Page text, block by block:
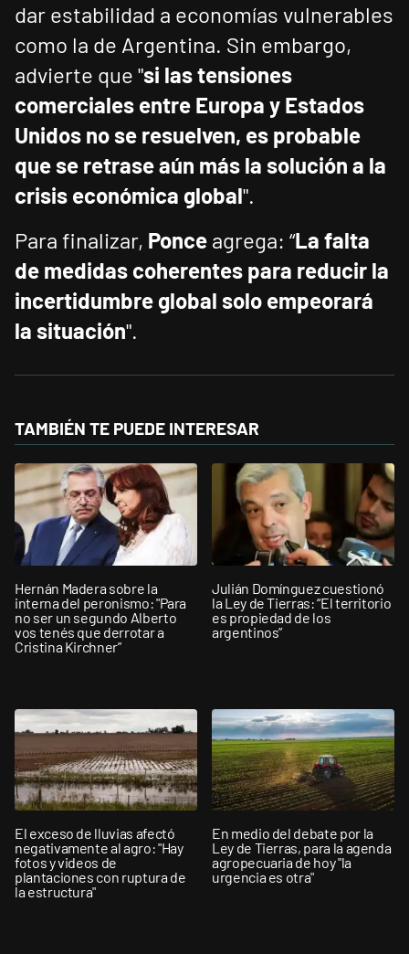
dar estabilidad a economías vulnerables
como la de Argentina. Sin embargo,
advierte que "si las tensiones
comerciales entre Europa y Estados
Unidos no se resuelven, es probable
que se retrase aún más la solución a la
crisis económica global".
Para finalizar, Ponce agrega: “La falta
de medidas coherentes para reducir la
incertidumbre global solo empeorará
la situación".
TAMBIÉN TE PUEDE INTERESAR
Hernán Madera sobre la
interna del peronismo: "Para
no ser un segundo Alberto
vos tenés que derrotar a
Cristina Kirchner”
Julián Domínguez cuestionó
la Ley de Tierras: “El territorio
es propiedad de los
argentinos”
El exceso de lluvias afectó
negativamente al agro: "Hay
fotos y videos de
plantaciones con ruptura de
la estructura"
En medio del debate por la
Ley de Tierras, para la agenda
agropecuaria de hoy "la
urgencia es otra"